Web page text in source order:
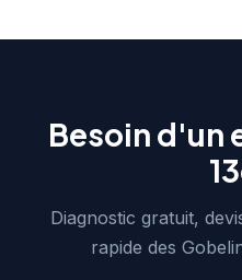
Besoin d'un
Diagnostic gratuit,
rapide des